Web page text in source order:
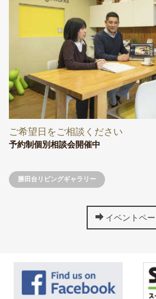
ご希望日をご相談ください
予約制個別相談会開催中
勝田台リビングギャラリー
イベントペ